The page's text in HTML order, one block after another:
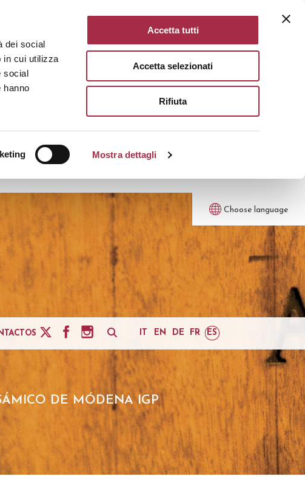
dei social
in cui utilizza
social
hanno
Mostra dettagli
Accetta tutti
Accetta selezionati
Rifiuta
Choose language
DE MÓDENA IGP
IT EN DE FR ES